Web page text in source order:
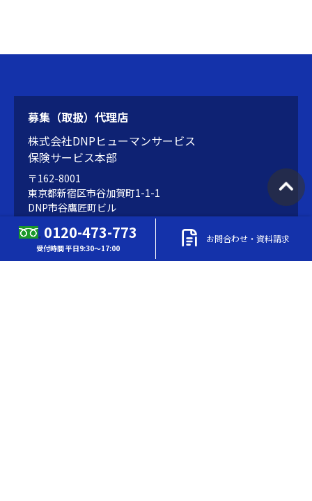
0120-473-773
受付時間 平日9:30～17:00
お問合わせ・資料請求
募集（取扱）代理店
株式会社DNPヒューマンサービス
保険サービス本部
〒162-8001
東京都新宿区市谷加賀町1-1-1
DNP市谷鷹匠町ビル
TEL